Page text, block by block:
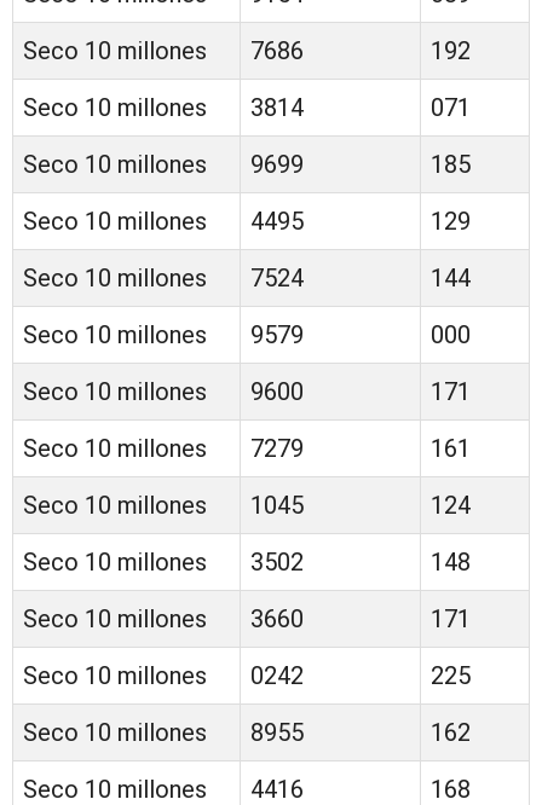
Seco 10 millones
7686
192
Seco 10 millones
3814
071
Seco 10 millones
9699
185
Seco 10 millones
4495
129
Seco 10 millones
7524
144
Seco 10 millones
9579
000
Seco 10 millones
9600
171
Seco 10 millones
7279
161
Seco 10 millones
1045
124
Seco 10 millones
3502
148
Seco 10 millones
3660
171
Seco 10 millones
0242
225
Seco 10 millones
8955
162
Seco 10 millones
4416
168